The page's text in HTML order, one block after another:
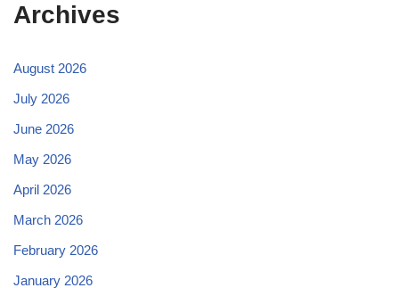
Archives
August 2026
July 2026
June 2026
May 2026
April 2026
March 2026
February 2026
January 2026